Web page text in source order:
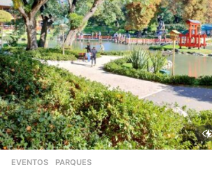
EVENTOS ,PARQUES